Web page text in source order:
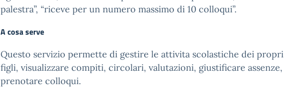
palestra”, “riceve per un numero massimo di 10 colloqui”.
A cosa serve
Questo servizio permette di gestire le attivita scolastiche dei propri
figli, visualizzare compiti, circolari, valutazioni, giustificare assenze,
prenotare colloqui.